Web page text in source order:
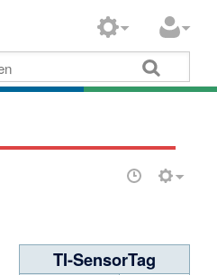
TI-SensorTag